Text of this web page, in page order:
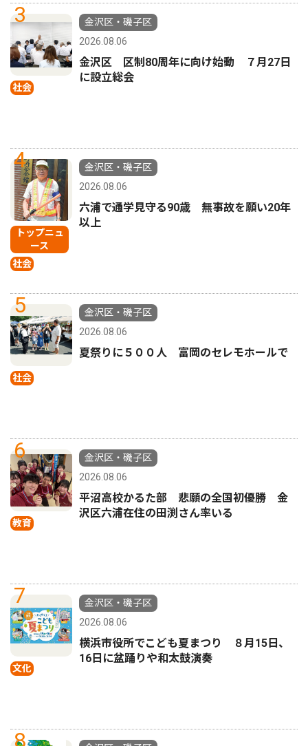
3
社会
金沢区・磯子区
2026.08.06
金沢区 区制80周年に向け始動 ７月27日
に設立総会
4
トップニュ
ース
社会
金沢区・磯子区
2026.08.06
六浦で通学見守る90歳 無事故を願い20年
以上
5
社会
金沢区・磯子区
2026.08.06
夏祭りに５００人 富岡のセレモホールで
6
教育
金沢区・磯子区
2026.08.06
平沼高校かるた部 悲願の全国初優勝 金
沢区六浦在住の田渕さん率いる
7
文化
金沢区・磯子区
2026.08.06
横浜市役所でこども夏まつり ８月15日、
16日に盆踊りや和太鼓演奏
8